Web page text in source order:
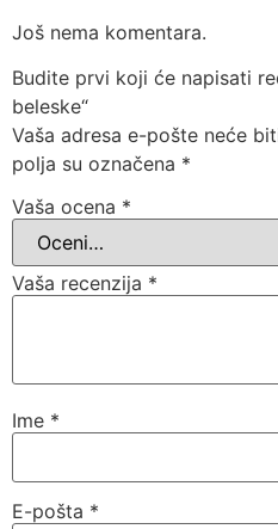
Još nema komentara.
Budite prvi koji će napisati
beleske“
Vaša adresa e-pošte neće
polja su označena *
Vaša ocena *
Vaša recenzija *
Ime *
E-pošta *